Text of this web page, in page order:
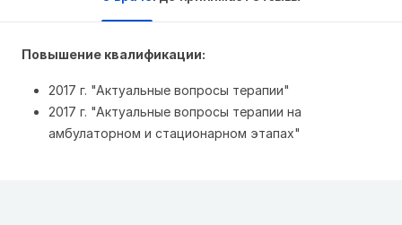
Повышение квалификации:
2017 г. "Актуальные вопросы терапии"
2017 г. "Актуальные вопросы терапии на
амбулаторном и стационарном этапах"